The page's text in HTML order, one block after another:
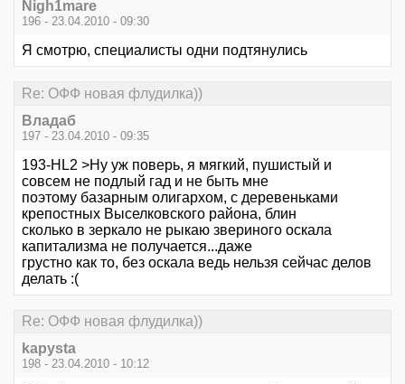
Nigh1mare
196 - 23.04.2010 - 09:30
Я смотрю, специалисты одни подтянулись
Re: ОФФ новая флудилка))
Владаб
197 - 23.04.2010 - 09:35
193-HL2 >Ну уж поверь, я мягкий, пушистый и
совсем не подлый гад и не быть мне
поэтому базарным олигархом, с деревеньками
крепостных Выселковского района, блин
сколько в зеркало не рыкаю звериного оскала
капитализма не получается...даже
грустно как то, без оскала ведь нельзя сейчас делов
делать :(
Re: ОФФ новая флудилка))
kapysta
198 - 23.04.2010 - 10:12